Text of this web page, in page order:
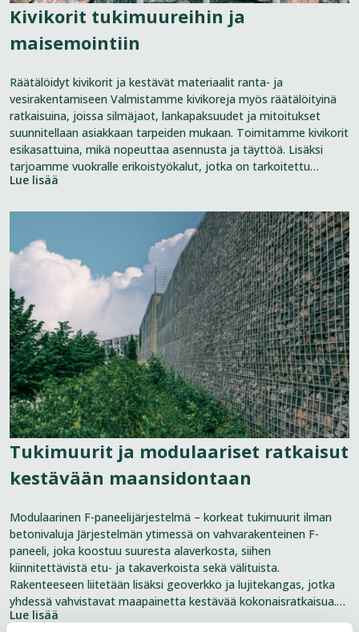
Kivikorit tukimuureihin ja
maisemointiin
Räätälöidyt kivikorit ja kestävät materiaalit ranta- ja
vesirakentamiseen Valmistamme kivikoreja myös räätälöityinä
ratkaisuina, joissa silmäjaot, lankapaksuudet ja mitoitukset
suunnitellaan asiakkaan tarpeiden mukaan. Toimitamme kivikorit
esikasattuina, mikä nopeuttaa asennusta ja täyttöä. Lisäksi
tarjoamme vuokralle erikoistyökalut, jotka on tarkoitettu
kivikorien sujuvaa asennustyötä varten. Kivikorien kuumasinkitys
olosuhteisiin tarjoamme myös Fe/Zn 115
Lue lisää
page:
Tukimuurit
modulaariset
ratkaisut
kestävään
maansidontaan
Tukimuurit ja modulaariset ratkaisut
kestävään maansidontaan
Modulaarinen F-paneelijärjestelmä – korkeat tukimuurit ilman
betonivaluja Järjestelmän ytimessä on vahvarakenteinen F-
paneeli, joka koostuu suuresta alaverkosta, siihen
kiinnitettävistä etu- ja takaverkoista sekä välituista.
Rakenteeseen liitetään lisäksi geoverkko ja lujitekangas, jotka
yhdessä vahvistavat maapainetta kestävää kokonaisratkaisua.
Modulaarinen rakenne mahdollistaa myös korkeiden ja laajojen
Lue lisää